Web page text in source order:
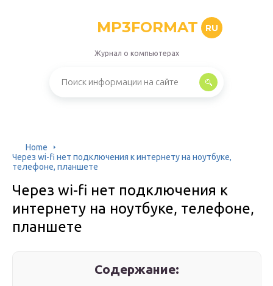
MP3FORMAT RU
Журнал о компьютерах
Home
Через wi-fi нет подключения к интернету на ноутбуке,
телефоне, планшете
Через wi-fi нет подключения к
интернету на ноутбуке, телефоне,
планшете
Содержание: